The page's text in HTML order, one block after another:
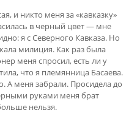
и никто меня за «кавказку»
в черный цвет — мне
я с Северного Кавказа. Но
милиция. Как раз была
меня спросил, есть ли у
что я племянница Басаева.
А меня забрали. Просидела до
руками меня брат
нельзя.